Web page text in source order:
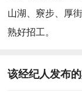
山湖、竂步、厚
熟好招工。
该经纪人发布